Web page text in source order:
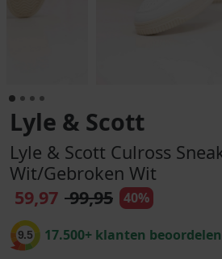
Lyle & Scott
Lyle & Scott Culross
Wit/Gebroken Wit
59,97 99,95 40%
9.5 17.500+ klanten